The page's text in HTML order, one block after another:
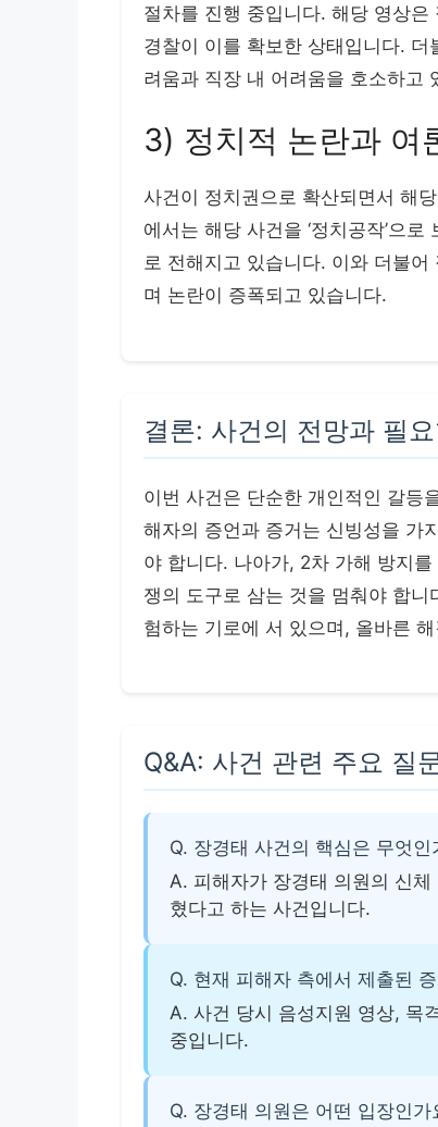
절차를 진행 중입니다. 해당 영상
경찰이 이를 확보한 상태입니다.
려움과 직장 내 어려움을 호소하고
3) 정치적 논란과 여
사건이 정치권으로 확산되면서 해
에서는 해당 사건을 ‘정치공작’으
로 전해지고 있습니다. 이와 더불
며 논란이 증폭되고 있습니다.
결론: 사건의 전망과 필
이번 사건은 단순한 개인적인 갈등
해자의 증언과 증거는 신빙성을 가
야 합니다. 나아가, 2차 가해 방지
쟁의 도구로 삼는 것을 멈춰야 합
험하는 기로에 서 있으며, 올바른
Q&A: 사건 관련 주요 질
Q. 장경태 사건의 핵심은 무엇인
A. 피해자가 장경태 의원의 신
혔다고 하는 사건입니다.
Q. 현재 피해자 측에서 제출된
A. 사건 당시 음성지원 영상, 목
중입니다.
Q. 장경태 의원은 어떤 입장인가